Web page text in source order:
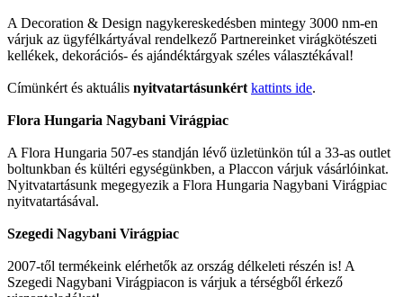
A Decoration & Design nagykereskedésben mintegy 3000 nm-en
várjuk az ügyfélkártyával rendelkező Partnereinket virágkötészeti
kellékek, dekorációs- és ajándéktárgyak széles választékával!
Címünkért és aktuális nyitvatartásunkért kattints ide.
Flora Hungaria Nagybani Virágpiac
A Flora Hungaria 507-es standján lévő üzletünkön túl a 33-as outlet
boltunkban és kültéri egységünkben, a Placcon várjuk vásárlóinkat.
Nyitvatartásunk megegyezik a Flora Hungaria Nagybani Virágpiac
nyitvatartásával.
Szegedi Nagybani Virágpiac
2007-től termékeink elérhetők az ország délkeleti részén is! A
Szegedi Nagybani Virágpiacon is várjuk a térségből érkező